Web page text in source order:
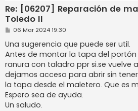
Re: [06207] Reparación de
Toledo II
M
n
s
a
j
e
06 Mar 2024 19:30
Una sugerencia que puede ser util.
Antes de montar la tapa del
ranura con taladro ppr si.se vuelve
dejamos acceso para abrir sin
la tapa desde el maletero. Que es
Espero sea de ayuda.
Un saludo.